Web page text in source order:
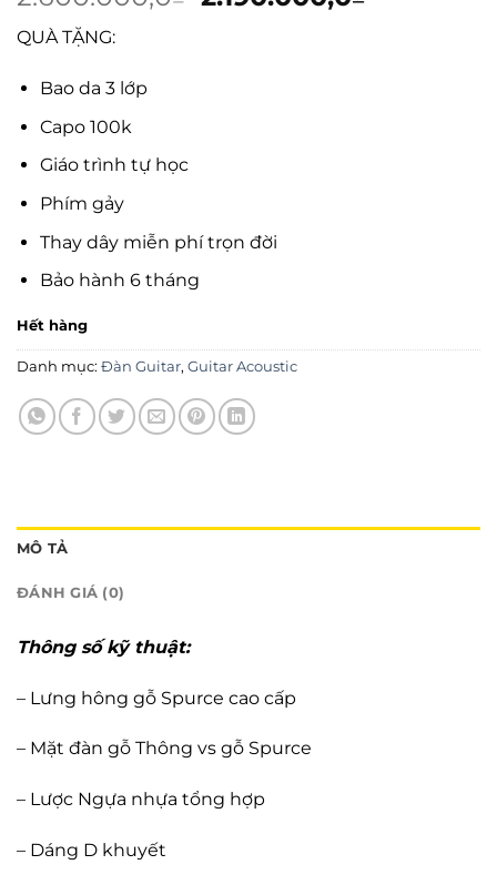
QUÀ TẶNG:
Bao da 3 lớp
Capo 100k
Giáo trình tự học
Phím gảy
Thay dây miễn phí trọn đời
Bảo hành 6 tháng
Hết hàng
Danh mục: Đàn Guitar, Guitar Acoustic
MÔ TẢ
ĐÁNH GIÁ (0)
Thông số kỹ thuật:
– Lưng hông gỗ Spurce cao cấp
– Mặt đàn gỗ Thông vs gỗ Spurce
– Lược Ngựa nhựa tổng hợp
– Dáng D khuyết